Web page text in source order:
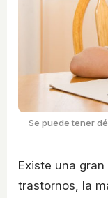
Se puede tener
Existe una
trastornos, la